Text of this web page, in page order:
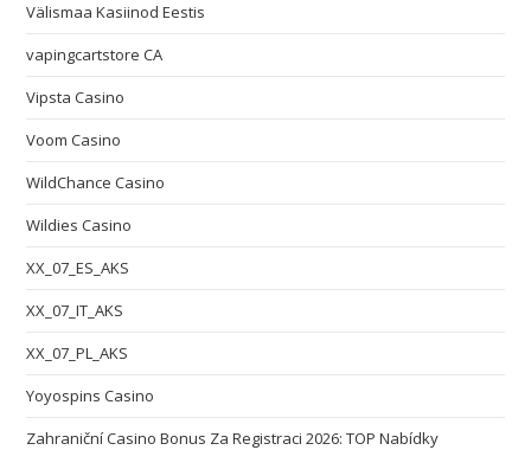
Välismaa Kasiinod Eestis
vapingcartstore CA
Vipsta Casino
Voom Casino
WildChance Casino
Wildies Casino
XX_07_ES_AKS
XX_07_IT_AKS
XX_07_PL_AKS
Yoyospins Casino
Zahraniční Casino Bonus Za Registraci 2026: TOP Nabídky